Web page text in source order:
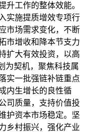
升工作的整体效能。
实施提质增效专项行
市场需求变化，不断
市增收和降本节支力
扩大有效投资，以高
为契机，聚焦科技属
实一批强链补链重点
内生增长的良性循
司质量，支持价值投
护资本市场稳定。坚
乡村振兴，强化产业